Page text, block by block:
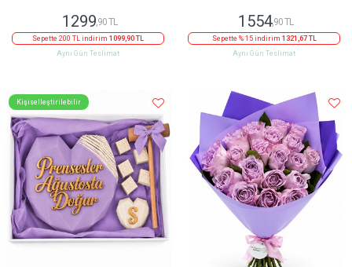
1299,90 TL
Sepette 200 TL indirim 1099,90 TL
Aynı Gün Teslimat
1554,90 TL
Sepette % 15 indirim 1321,67 TL
Aynı Gün Teslimat
Kişiselleştirilebilir